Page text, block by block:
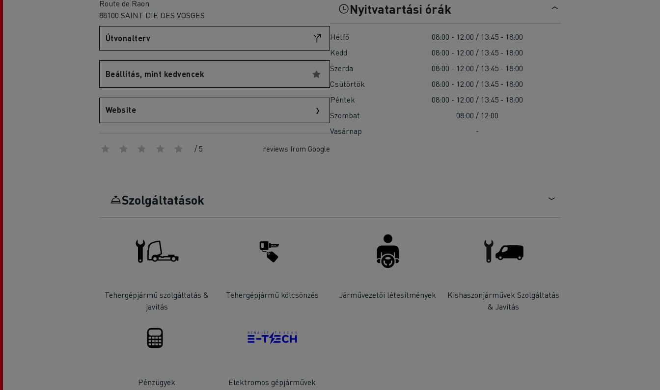
Hulladékszállítás
Az Ön szállításaihoz
Nehéz hozzáférés esetén
teherautók akkumulátorainak?
Feldschlösschen - Carlsberg
Guerlain
T X-Port
T Robust
Ellenőrizze a rendelkezésre álló teherautókat a
Használt teherautók weboldalán
Route de Raon
88100 SAINT DIE DES VOSGES
Útvonalterv
Beállítás, mint kedvencek
Website
/ 5 reviews from Google
Nyitvatartási órák
Hétfő
08:00 - 12:00 / 13:45 - 18:00
Kedd
08:00 - 12:00 / 13:45 - 18:00
Szerda
08:00 - 12:00 / 13:45 - 18:00
Csütörtök
08:00 - 12:00 / 13:45 - 18:00
Péntek
08:00 - 12:00 / 13:45 - 18:00
Szombat
08:00 / 12:00
Vasárnap
-
Szolgáltatások
Tehergépjármű szolgáltatás &
javítás
Tehergépjármű kölcsönzés Járművezetői létesítmények
Kishaszonjárművek Szolgáltatás
& Javítás
Pénzügyek Elektromos gépjárművek